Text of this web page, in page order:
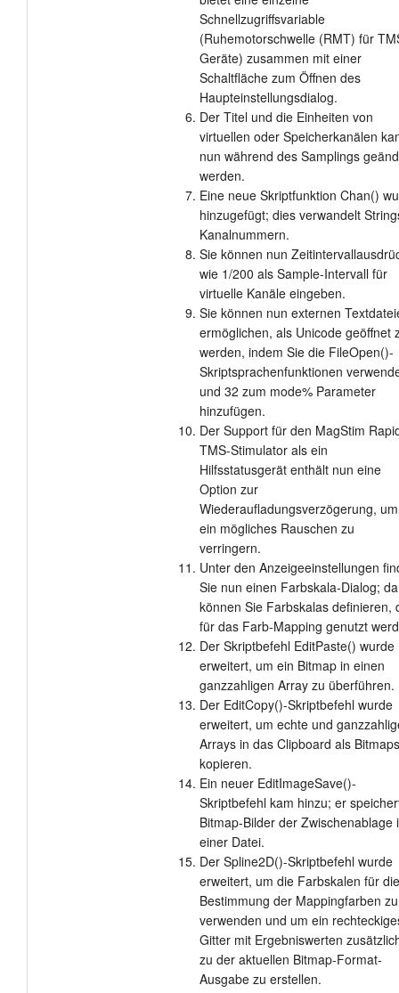
Schnellzugriffsvariable
(Ruhemotorschwelle (RMT) für
Geräte) zusammen mit einer
Schaltfläche zum Öffnen des
Haupteinstellungsdialog.
Der Titel und die Einheiten von
virtuellen oder Speicherkanälen
nun während des Samplings
werden.
Eine neue Skriptfunktion Chan()
hinzugefügt; dies verwandelt
Kanalnummern.
Sie können nun
wie 1/200 als Sample-Intervall für
virtuelle Kanäle eingeben.
Sie können nun externen
ermöglichen, als Unicode geöffnet
werden, indem Sie die FileOpen()-
Skriptsprachenfunktionen
und 32 zum mode% Parameter
hinzufügen.
Der Support für den MagStim
TMS-Stimulator als ein
Hilfsstatusgerät enthält nun eine
Option zur
Wiederaufladungsverzögerung, um
ein mögliches Rauschen zu
verringern.
Unter den Anzeigeeinstellungen
Sie nun einen Farbskala-Dialog;
können Sie Farbskalas definieren,
für das Farb-Mapping genutzt
Der Skriptbefehl EditPaste() wurde
erweitert, um ein Bitmap in einen
ganzzahligen Array zu überführen.
Der EditCopy()-Skriptbefehl wurde
erweitert, um echte und
Arrays in das Clipboard als
kopieren.
Ein neuer EditImageSave()-
Skriptbefehl kam hinzu; er
Bitmap-Bilder der Zwischenablage
einer Datei.
Der Spline2D()-Skriptbefehl wurde
erweitert, um die Farbskalen für die
Bestimmung der Mappingfarben zu
verwenden und um ein
Gitter mit Ergebniswerten
zu der aktuellen Bitmap-Format-
Ausgabe zu erstellen.